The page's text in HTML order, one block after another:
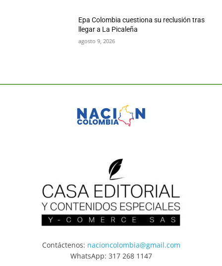
Epa Colombia cuestiona su reclusión tras
llegar a La Picaleña
agosto 9, 2026
Contáctenos: nacioncolombia@gmail.com
WhatsApp: 317 268 1147